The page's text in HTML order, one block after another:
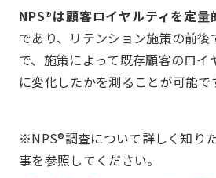
NPS®は顧客ロイヤルティを定
であり、リテンション施策の前後
で、施策によって既存顧客のロイ
に変化したかを測ることが可能で
※NPS®調査について詳しく知り
事を参照してください。